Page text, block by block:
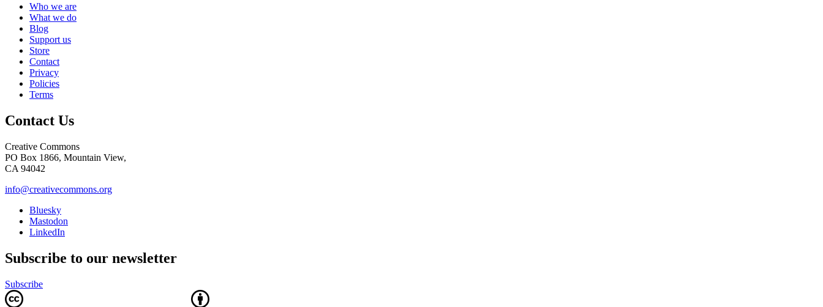
Who we are
What we do
Blog
Support us
Store
Contact
Privacy
Policies
Terms
Contact Us
Creative Commons
PO Box 1866, Mountain View,
CA 94042
info@creativecommons.org
Bluesky
Mastodon
LinkedIn
Subscribe to our newsletter
Subscribe